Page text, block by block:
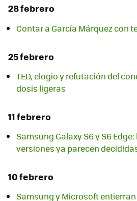
28 febrero
Contar a García Márquez con
25 febrero
TED, elogio y refutación del
dosis ligeras
11 febrero
Samsung Galaxy S6 y S6
versiones ya parecen
10 febrero
Samsung y Microsoft